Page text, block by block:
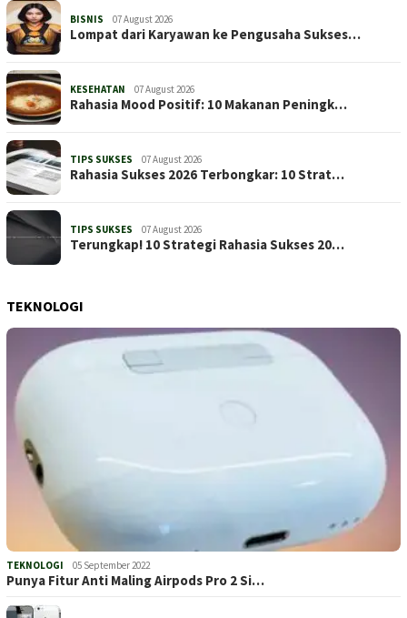
BISNIS 07 August 2026
Lompat dari Karyawan ke Pengusaha Sukses…
KESEHATAN 07 August 2026
Rahasia Mood Positif: 10 Makanan Peningk…
TIPS SUKSES 07 August 2026
Rahasia Sukses 2026 Terbongkar: 10 Strat…
TIPS SUKSES 07 August 2026
Terungkap! 10 Strategi Rahasia Sukses 20…
TEKNOLOGI
TEKNOLOGI 05 September 2022
Punya Fitur Anti Maling Airpods Pro 2 Si…